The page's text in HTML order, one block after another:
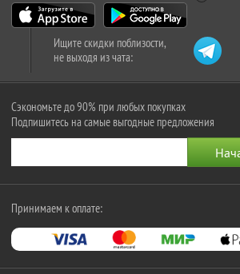
Ищите скидки поблизости,
не выходя из чата:
Сэкономьте до 90% при любых покупках
Подпишитесь на самые выгодные предложения
Принимаем к оплате: